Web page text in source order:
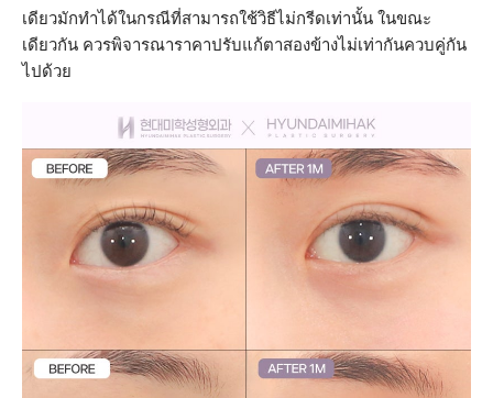
เดียวมักทำได้ในกรณีที่สามารถใช้วิธีไม่กรีดเท่านั้น ในขณะ
เดียวกัน ควรพิจารณาราคาปรับแก้ตาสองข้างไม่เท่ากันควบคู่กัน
ไปด้วย